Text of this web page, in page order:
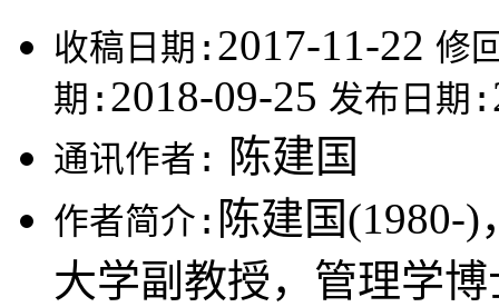
收稿日期: 2017-11-22 修
期: 2018-09-25 发布日期:
通讯作者: 陈建国
作者简介: 陈建国(1980-
大学副教授，管理学